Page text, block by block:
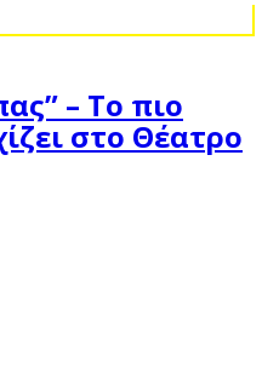
– Το πιο
στο Θέατρο